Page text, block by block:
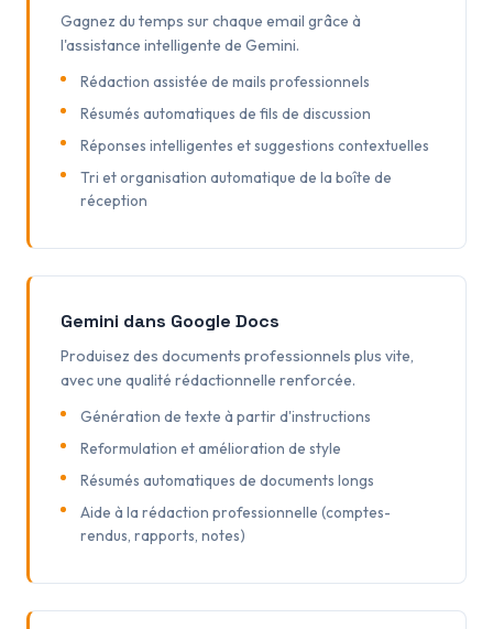
Gagnez du temps sur chaque email grâce à
l'assistance intelligente de Gemini.
Rédaction assistée de mails professionnels
Résumés automatiques de fils de discussion
Réponses intelligentes et suggestions contextuelles
Tri et organisation automatique de la boîte de
réception
Gemini dans Google Docs
Produisez des documents professionnels plus vite,
avec une qualité rédactionnelle renforcée.
Génération de texte à partir d'instructions
Reformulation et amélioration de style
Résumés automatiques de documents longs
Aide à la rédaction professionnelle (comptes-
rendus, rapports, notes)